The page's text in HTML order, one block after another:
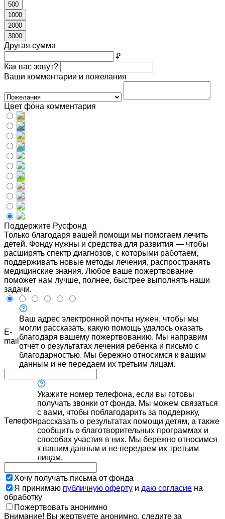
500
1000
2000
3000
Другая сумма
₽
Как вас зовут?
Ваши комментарии и пожелания
Цвет фона комментария
Поддержите Русфонд
Только благодаря вашей помощи мы помогаем лечить
детей. Фонду нужны и средства для развития — чтобы
расширять спектр диагнозов, с которыми работаем,
поддерживать новые методы лечения, распространять
медицинские знания. Любое ваше пожертвование
поможет нам лучше, полнее, быстрее выполнять наши
задачи.
E-
mail
Ваш адрес электронной почты нужен, чтобы мы
могли рассказать, какую помощь удалось оказать
благодаря вашему пожертвованию. Мы направим
отчет о результатах лечения ребенка и письмо с
благодарностью. Мы бережно относимся к вашим
данным и не передаем их третьим лицам.
Телефон
Укажите номер телефона, если вы готовы
получать звонки от фонда. Мы можем связаться
с вами, чтобы поблагодарить за поддержку,
рассказать о результатах помощи детям, а также
сообщить о благотворительных программах и
способах участия в них. Мы бережно относимся
к вашим данным и не передаем их третьим
лицам.
Хочу получать письма от фонда
Я принимаю публичную оферту и даю согласие на
обработку
Пожертвовать анонимно
Внимание! Вы жертвуете анонимно, следите за